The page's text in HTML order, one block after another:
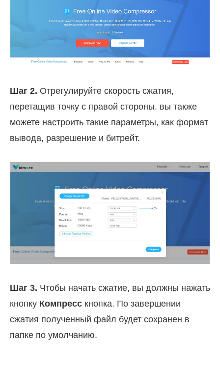
Шаг 2. Отрегулируйте скорость сжатия,
перетащив точку с правой стороны. вы также
можете настроить такие параметры, как формат
вывода, разрешение и битрейт.
Шаг 3. Чтобы начать сжатие, вы должны нажать
кнопку Компресс кнопка. По завершении
сжатия полученный файл будет сохранен в
папке по умолчанию.